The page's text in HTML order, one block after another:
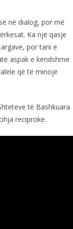
në dialog, por më
Ka një qasje
por tani e
aspak e këndshme
që të minojë
të Bashkuara
reciproke.